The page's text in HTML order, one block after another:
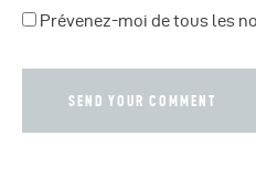
Prévenez-moi de tous les